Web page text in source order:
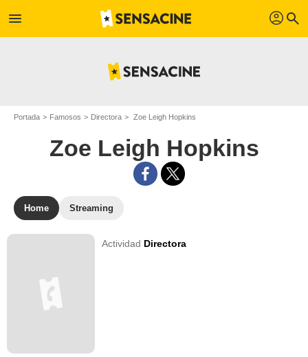
menu profil search
Portada Famosos Directora Zoe Leigh Hopkins
Zoe Leigh Hopkins
Home Streaming
Actividad Directora